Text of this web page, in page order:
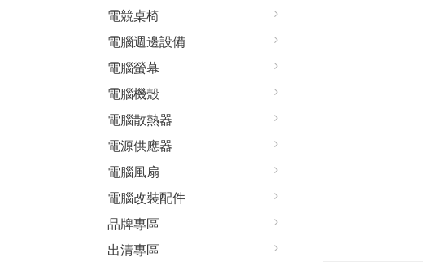
電競桌椅
電腦週邊設備
電腦螢幕
電腦機殼
電腦散熱器
電源供應器
電腦風扇
電腦改裝配件
品牌專區
出清專區